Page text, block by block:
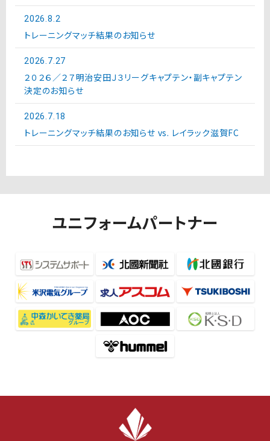
2026.8.2
トレーニングマッチ結果のお知らせ
2026.7.27
２０２６／２７明治安田Ｊ３リーグキャプテン・副キャプテン
決定のお知らせ
2026.7.18
トレーニングマッチ結果のお知らせ vs. レイラック滋賀FC
ユニフォームパートナー